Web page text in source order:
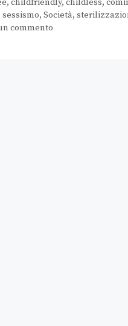
, childfriendly, childless,
sessismo, Società,
commento